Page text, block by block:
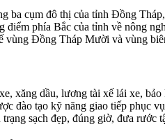
ba cụm đô thị của tỉnh Đồng
điểm phía Bắc của tỉnh về nông
vùng Đồng Tháp Mười và vùng
xăng dầu, lương tài xế lái xe,
đào tạo kỹ năng giao tiếp phục
sạch đẹp, đúng giờ, đưa rước